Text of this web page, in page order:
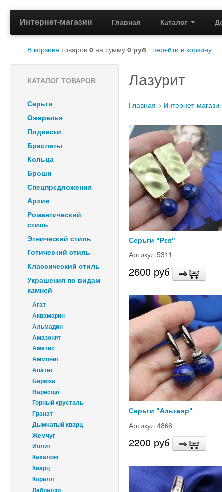
Интернет-магазин Главная Каталог
В корзине товаров 0 на сумму 0 руб перейти в корзину
КАТАЛОГ ТОВАРОВ
Серьги
Ожерелья
Подвески
Браслеты
Кольца
Броши
Спецпредложения
Архив
Романтический
стиль
Этнический стиль
Готический стиль
Классический стиль
Украшения по видам
камней
Агат
Аквамарин
Альмадин
Амазонит
Аметист
Аммонит
Апатит
Бирюза
Варисцит
Горный хрусталь
Гранат
Дымчатый кварц
Жемчуг
Иолит
Кахалонг
Кварц
Коралл
Лабрадор
Лазурит
Главная > Интернет-
Серьги "Рея"
Артикул 5311
2600 руб
Серьги "Альтаир"
Артикул 4866
2200 руб